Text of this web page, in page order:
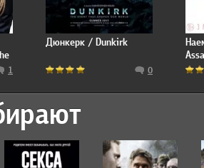
1
Дюнкерк / Dunkirk
0